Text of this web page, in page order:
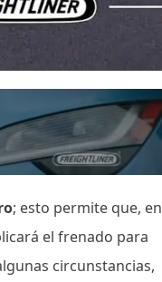
; esto permite que, en
el frenado para
circunstancias,